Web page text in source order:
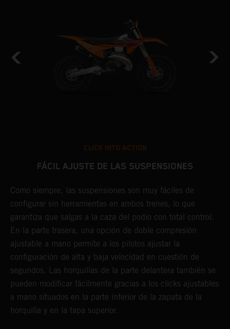
CLICK INTO ACTION
FÁCIL AJUSTE DE LAS SUSPENSIONES
Como siempre, las suspensiones son muy fáciles de
configurar sin herramientas en ambos trenes, lo que
garantiza que salgas a la caza del podio con total control.
En la parte trasera, una opción de doble compresión
ajustable a mano permite a los pilotos ajustar la
configuración de alta y baja velocidad en cuestión de
segundos. Las horquillas de la parte delantera también se
pueden modificar fácilmente gracias a los clicks ajustables
a mano situados en la parte inferior de la zapata de la
horquilla y en la tapa superior.